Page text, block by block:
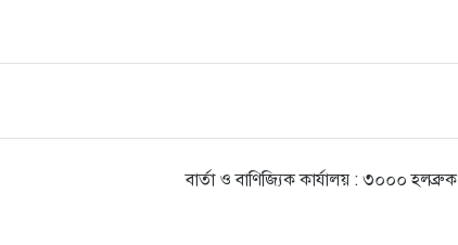
বার্তা ও বাণিজ্যিক কার্যালয় : ৩০০০